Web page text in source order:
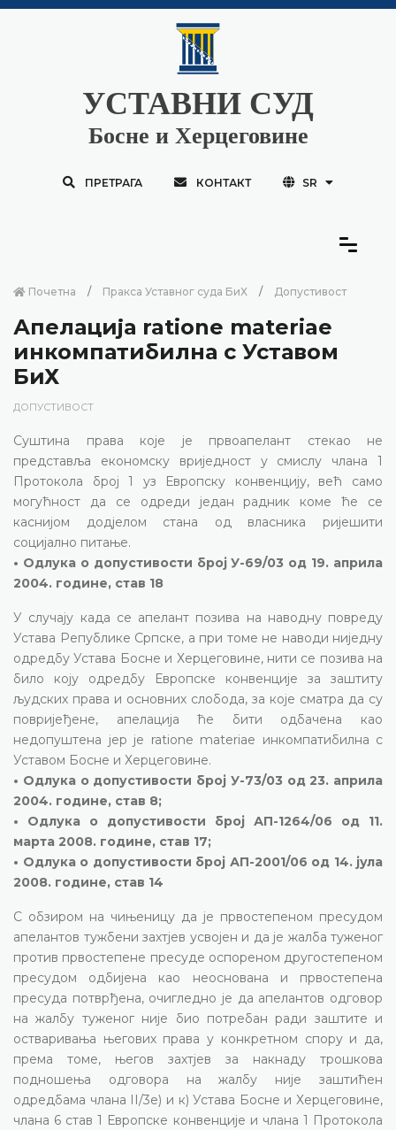
УСТАВНИ СУД
Босне и Херцеговине
ПРЕТРАГА КОНТАКТ SR
Почетна Пракса Уставног суда БиХ Допустивост
Апелација ratione materiae
инкомпатибилна с Уставом
БиХ
ДОПУСТИВОСТ
Суштина права које је првоапелант стекао не
представља економску вриједност у смислу члана 1
Протокола број 1 уз Европску конвенцију, већ само
могућност да се одреди један радник коме ће се
каснијом додјелом стана од власника ријешити
социјално питање.
• Одлука о допустивости број У-69/03 од 19. априла
2004. године, став 18
У случају када се апелант позива на наводну повреду
Устава Републике Српске, а при томе не наводи ниједну
одредбу Устава Босне и Херцеговине, нити се позива на
било коју одредбу Европске конвенције за заштиту
људских права и основних слобода, за које сматра да су
повријеђене, апелација ће бити одбачена као
недопуштена јер је ratione materiae инкомпатибилна с
Уставом Босне и Херцеговине.
• Одлука о допустивости број У-73/03 од 23. априла
2004. године, став 8;
• Одлука о допустивости број АП-1264/06 од 11.
марта 2008. године, став 17;
• Одлука о допустивости број АП-2001/06 од 14. јула
2008. године, став 14
С обзиром на чињеницу да је првостепеном пресудом
апелантов тужбени захтјев усвојен и да је жалба туженог
против првостепене пресуде оспореном другостепеном
пресудом одбијена као неоснована и првостепена
пресуда потврђена, очигледно је да апелантов одговор
на жалбу туженог није био потребан ради заштите и
остваривања његових права у конкретном спору и да,
према томе, његов захтјев за накнаду трошкова
подношења одговора на жалбу није заштићен
одредбама члана II/3е) и к) Устава Босне и Херцеговине,
члана 6 став 1 Европске конвенције и члана 1 Протокола